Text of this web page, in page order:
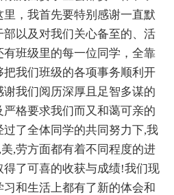
，我首先要特别感谢一直默
以及对我们关心备至的、活
班级里的每一位同学，全靠
我们班级的各项事务顺利开
我们阅历深厚且足智多谋的
格要求我们而又和蔼可亲的
了全体同学的共同努力下,我
,劳方面都有着不同程度的进
了可喜的收获与成绩!我们现
和生活上都有了新的体会和